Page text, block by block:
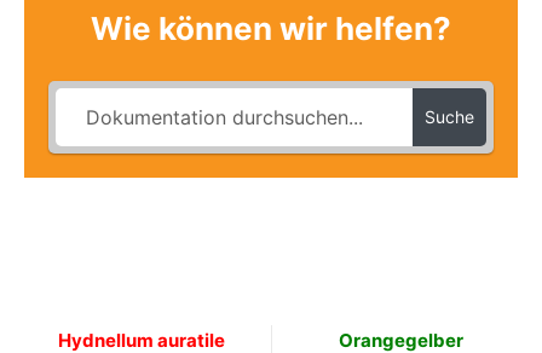
Wie können wir helfen?
Suche
Hydnellum auratile
Orangegelber